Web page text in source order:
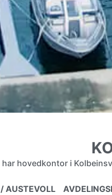
hovedkontor i
AUSTEVOLL